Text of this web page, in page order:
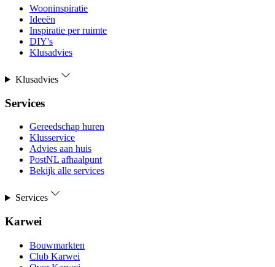
Wooninspiratie
Ideeën
Inspiratie per ruimte
DIY's
Klusadvies
Klusadvies
Services
Gereedschap huren
Klusservice
Advies aan huis
PostNL afhaalpunt
Bekijk alle services
Services
Karwei
Bouwmarkten
Club Karwei